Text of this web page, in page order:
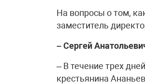
На вопросы о том,
заместитель
– Сергей
– В течение трех
крестьянина